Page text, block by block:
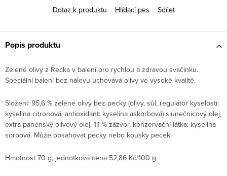
Dotaz k produktu
Hlídací pes Sdílet
Popis produktu
Zelené olivy z Řecka v balení pro rychlou a zdravou svačinku.
Speciální balení bez nálevu uchovává olivy ve vysoké kvalitě.
Složení: 95,6 % zelené olivy bez pecky (olivy, sůl, regulátor kyselosti:
kyselina citronová, antioxidant: kyselina askorbová) slunečnicový olej,
extra panenský olivový olej, 1,1 % zázvor, konzervační látka: kyselina
sorbová. Může obsahovat pecky nebo kousky pecek.
Hmotnost 70 g, jednotková cena 52,86 Kč/100 g.